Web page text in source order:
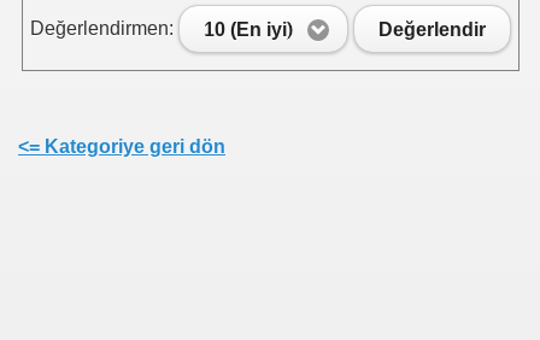
Değerlendirmen: 10 (En iyi) Değerlendir
<= Kategoriye geri dön